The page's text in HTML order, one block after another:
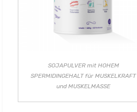
SOJAPULVER mit HOHEM
SPERMIDINGEHALT für MUSKELKRAFT
und MUSKELMASSE